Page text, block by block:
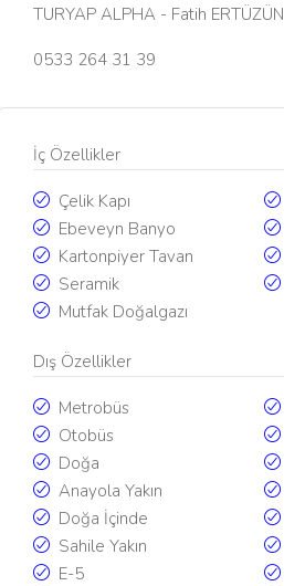
TURYAP ALPHA - Fatih ERTÜZÜN
0533 264 31 39
İç Özellikler
Çelik Kapı
Ebeveyn Banyo
Kartonpiyer Tavan
Seramik
Mutfak Doğalgazı
Dış Özellikler
Metrobüs
Otobüs
Doğa
Anayola Yakın
Doğa İçinde
Sahile Yakın
E-5